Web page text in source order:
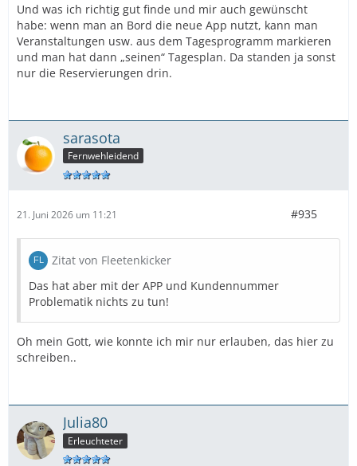
Und was ich richtig gut finde und mir auch gewünscht
habe: wenn man an Bord die neue App nutzt, kann man
Veranstaltungen usw. aus dem Tagesprogramm markieren
und man hat dann „seinen“ Tagesplan. Da standen ja sonst
nur die Reservierungen drin.
sarasota
Fernwehleidend
21. Juni 2026 um 11:21 #935
Zitat von Fleetenkicker
Das hat aber mit der APP und Kundennummer
Problematik nichts zu tun!
Oh mein Gott, wie konnte ich mir nur erlauben, das hier zu
schreiben..
Julia80
Erleuchteter